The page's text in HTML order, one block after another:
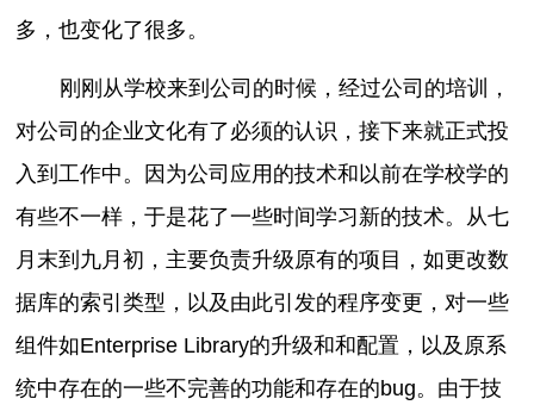
多，也变化了很多。
刚刚从学校来到公司的时候，经过公司的培训，
对公司的企业文化有了必须的认识，接下来就正式投
入到工作中。因为公司应用的技术和以前在学校学的
有些不一样，于是花了一些时间学习新的技术。从七
月末到九月初，主要负责升级原有的项目，如更改数
据库的索引类型，以及由此引发的程序变更，对一些
组件如Enterprise Library的升级和和配置，以及原系
统中存在的一些不完善的功能和存在的bug。由于技